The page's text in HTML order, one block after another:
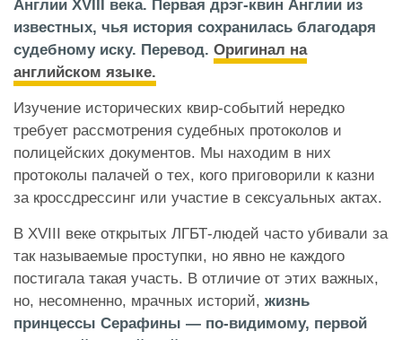
Англии XVIII века. Первая дрэг-квин Англии из
известных, чья история сохранилась благодаря
судебному иску. Перевод. Оригинал на
английском языке.
Изучение исторических квир-событий нередко
требует рассмотрения судебных протоколов и
полицейских документов. Мы находим в них
протоколы палачей о тех, кого приговорили к казни
за кроссдрессинг или участие в сексуальных актах.
В XVIII веке открытых ЛГБТ-людей часто убивали за
так называемые проступки, но явно не каждого
постигала такая участь. В отличие от этих важных,
но, несомненно, мрачных историй, жизнь
принцессы Серафины — по-видимому, первой